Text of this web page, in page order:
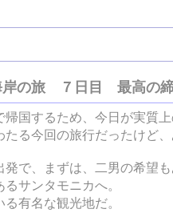
岸の旅 ７日目 最高の
帰国するため、今日が実質
たる今回の旅行だったけど
発で、まずは、二男の希望
サンタモニカへ。
有名な観光地だ。